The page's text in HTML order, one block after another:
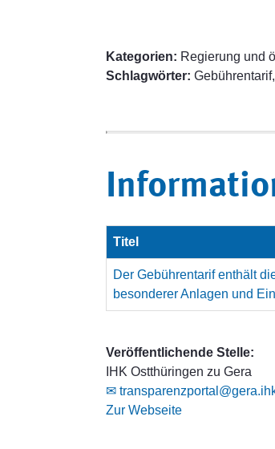
Kategorien: Regierung und
Schlagwörter:
Titel
Der Gebührentarif enthält
besonderer Anlagen und
Veröffentlichende Stelle:
IHK Ostthüringen zu Gera
✉
Zur Webseite